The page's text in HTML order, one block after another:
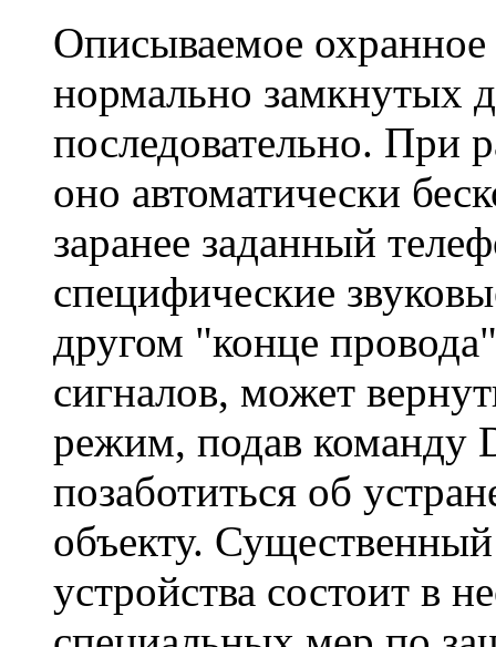
Описываемое охранное
нормально замкнутых
последовательно. При
оно автоматически
заранее заданный
специфические
другом "конце
сигналов, может
режим, подав команду
позаботиться об
объекту. Существенный
устройства состоит в